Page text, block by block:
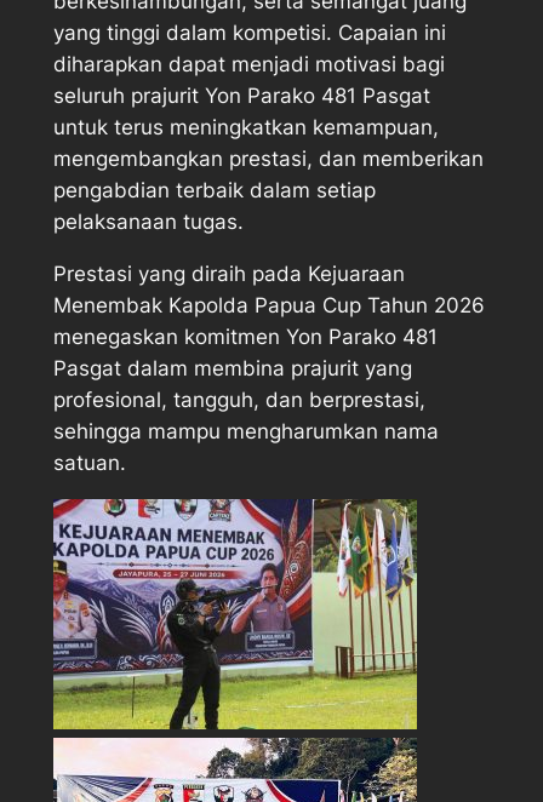
yang tinggi dalam kompetisi. Capaian ini
diharapkan dapat menjadi motivasi bagi
seluruh prajurit Yon Parako 481 Pasgat
untuk terus meningkatkan kemampuan,
mengembangkan prestasi, dan memberikan
pengabdian terbaik dalam setiap
pelaksanaan tugas.
Prestasi yang diraih pada Kejuaraan
Menembak Kapolda Papua Cup Tahun 2026
menegaskan komitmen Yon Parako 481
Pasgat dalam membina prajurit yang
profesional, tangguh, dan berprestasi,
sehingga mampu mengharumkan nama
satuan.